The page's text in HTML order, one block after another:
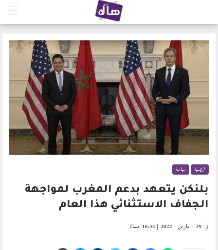
الرئيسية سياسة
بلنكن يتعهد بدعم المغرب لمواجهة
الجفاف الاستثنائي هذا العام
في 29 - مارس - 2022 | 16:32 مساءً